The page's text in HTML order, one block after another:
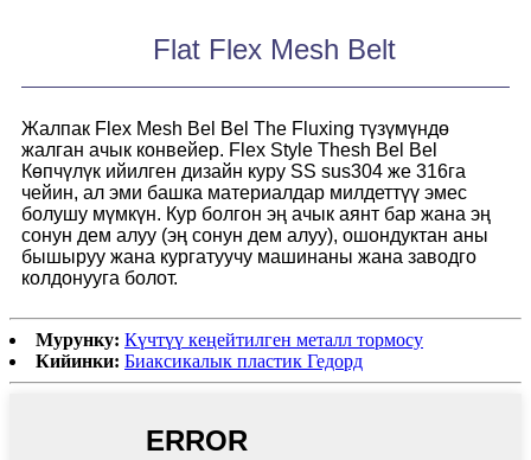
Flat Flex Mesh Belt
Жалпак Flex Mesh Bel Bel The Fluxing түзүмүндө
жалган ачык конвейер. Flex Style Thesh Bel Bel
Көпчүлүк ийилген дизайн куру SS sus304 же 316га
чейин, ал эми башка материалдар милдеттүү эмес
болушу мүмкүн. Кур болгон эң ачык аянт бар жана эң
сонун дем алуу (эң сонун дем алуу), ошондуктан аны
бышыруу жана кургатуучу машинаны жана заводго
колдонууга болот.
Мурунку: Күчтүү кеңейтилген металл тормосу
Кийинки: Биаксикалык пластик Гедорд